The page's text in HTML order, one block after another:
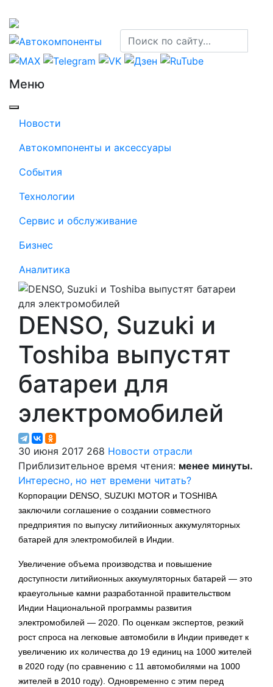
Меню
Новости
Автокомпоненты и аксессуары
События
Технологии
Сервис и обслуживание
Бизнес
Аналитика
DENSO, Suzuki и
Toshiba выпустят
батареи для
электромобилей
30 июня 2017 268 Новости отрасли
Приблизительное время чтения: менее минуты.
Интересно, но нет времени читать?
Корпорации DENSO, SUZUKI MOTOR и TOSHIBA
заключили соглашение о создании совместного
предприятия по выпуску литийионных аккумуляторных
батарей для электромобилей в Индии.
Увеличение объема производства и повышение
доступности литийионных аккумуляторных батарей — это
краеугольные камни разработанной правительством
Индии Национальной программы развития
электромобилей — 2020. По оценкам экспертов, резкий
рост спроса на легковые автомобили в Индии приведет к
увеличению их количества до 19 единиц на 1000 жителей
в 2020 году (по сравнению с 11 автомобилями на 1000
жителей в 2010 году). Одновременно с этим перед